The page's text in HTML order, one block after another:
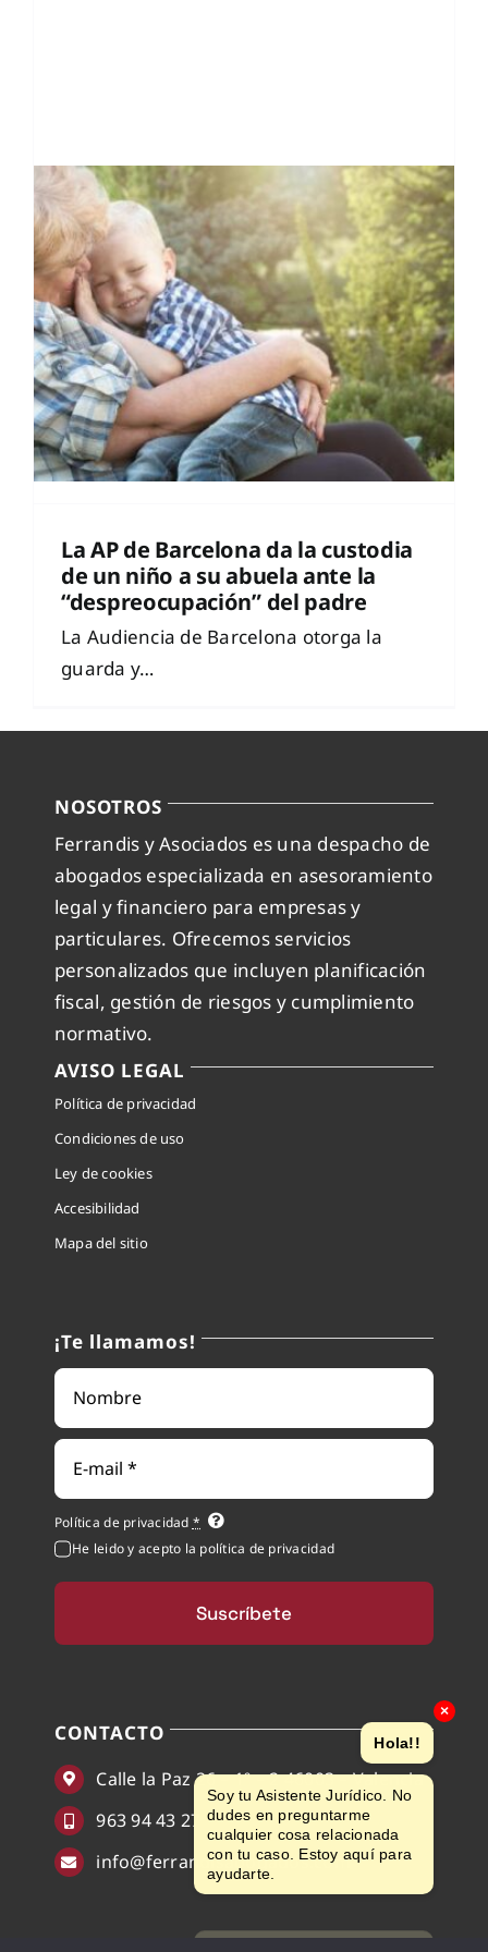
La AP de Barcelona da la custodia
de un niño a su abuela ante la
“despreocupación” del padre
La Audiencia de Barcelona otorga la
guarda y…
NOSOTROS
Ferrandis y Asociados es una despacho de
abogados especializada en asesoramiento
legal y financiero para empresas y
particulares. Ofrecemos servicios
personalizados que incluyen planificación
fiscal, gestión de riesgos y cumplimiento
normativo.
AVISO LEGAL
Política de privacidad
Condiciones de uso
Ley de cookies
Accesibilidad
Mapa del sitio
¡Te llamamos!
Correo
electrónico
Política de privacidad *
He leido y acepto la política de privacidad
Suscríbete
CONTACTO
Calle la Paz 26 – 1º – 2 46003 – Valencia
963 94 43 27
info@ferrandisabogados.com
×
Hola!!
Soy tu Asistente Jurídico. No
dudes en preguntarme
cualquier cosa relacionada
con tu caso. Estoy aquí para
ayudarte.